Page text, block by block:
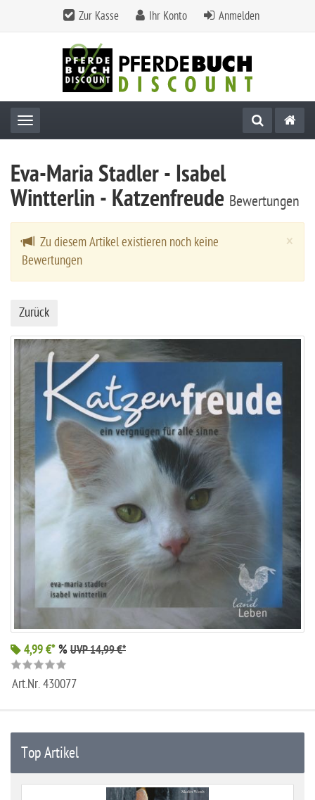
Zur Kasse Ihr Konto Anmelden
Toggle navigation
Eva-Maria Stadler - Isabel
Wintterlin - Katzenfreude Bewertungen
×
Zu diesem Artikel existieren noch keine
Bewertungen
Zurück
4,99 €*% UVP 14,99 €*
Art.Nr.430077
Top Artikel